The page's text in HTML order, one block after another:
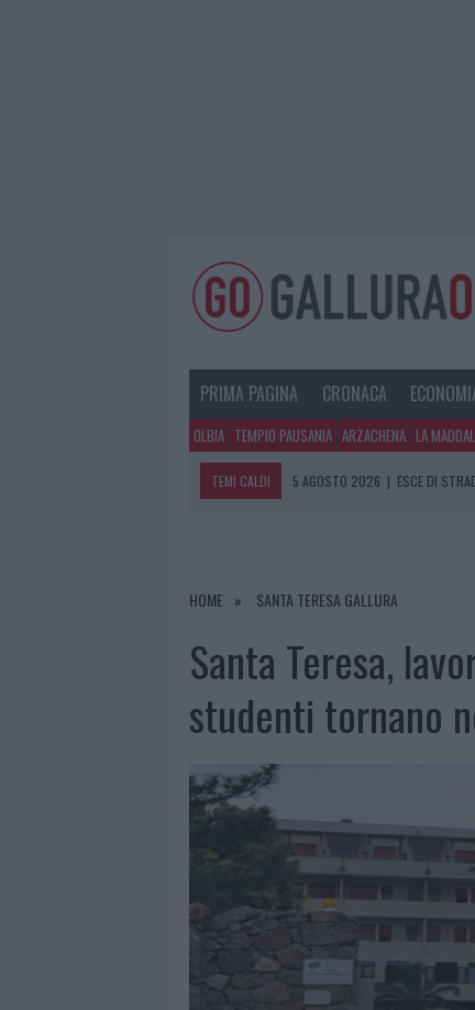
PRIMA PAGINA CRONACA
OLBIA TEMPIO PAUSANIA ARZACHENA LA
TEMI CALDI 5 AGOSTO 2026 | TURISTE SI
5 AGOSTO 2026 | “SUL FILO DEL DISCORSO”:
5 AGOSTO 2026
| ESCE DI STRADA CON L’AUTO
HOME SANTA TERESA GALLURA
Santa Teresa,
studenti tornano